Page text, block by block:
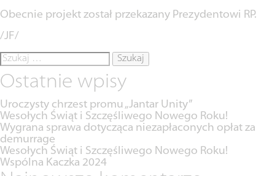
Obecnie projekt został przekazany Prezydentowi RP.
/JF/
Szukaj:
Ostatnie wpisy
Uroczysty chrzest promu „Jantar Unity”
Wesołych Świąt i Szczęśliwego Nowego Roku!
Wygrana sprawa dotycząca niezapłaconych opłat za
demurrage
Wesołych Świąt i Szczęśliwego Nowego Roku!
Wspólna Kaczka 2024